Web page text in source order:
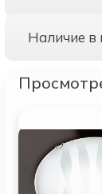
Наличие в